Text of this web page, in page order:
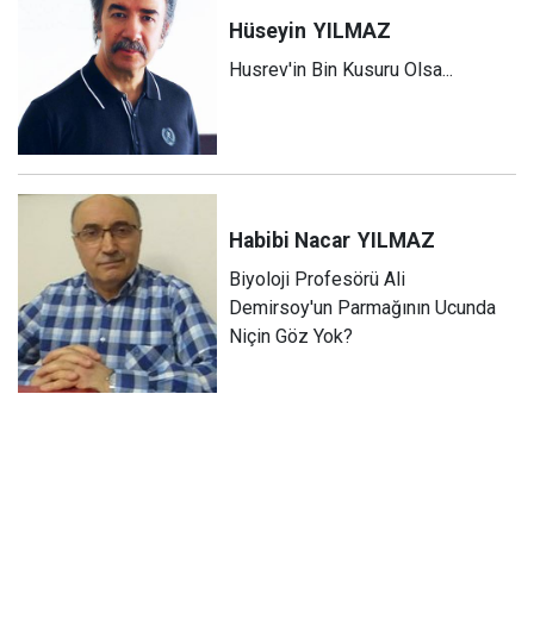
Hüseyin YILMAZ
Husrev'in Bin Kusuru Olsa...
Habibi Nacar YILMAZ
Biyoloji Profesörü Ali
Demirsoy'un Parmağının Ucunda
Niçin Göz Yok?